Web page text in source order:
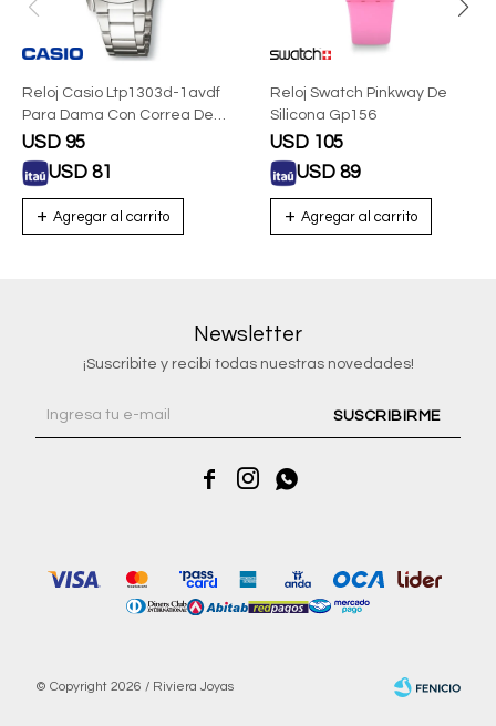
Reloj Casio Ltp1303d-1avdf
Para Dama Con Correa De
Acero
USD 95
USD 81
Reloj Swatch Pinkway De
Silicona Gp156
USD 105
USD 89
Newsletter
¡Suscribite y recibí todas nuestras novedades!
SUSCRIBIRME
  
© Copyright 2026 / Riviera Joyas